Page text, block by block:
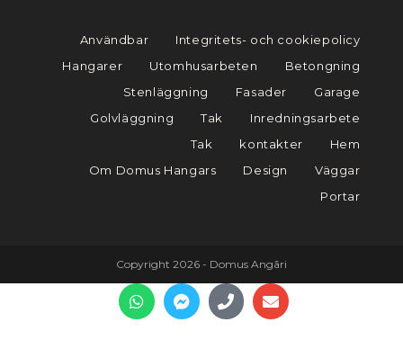
Användbar
Integritets- och cookiepolicy
Hangarer
Utomhusarbeten
Betongning
Stenläggning
Fasader
Garage
Golvläggning
Tak
Inredningsarbete
Tak
kontakter
Hem
Om Domus Hangars
Design
Väggar
Portar
Copyright 2026 - Domus Angāri